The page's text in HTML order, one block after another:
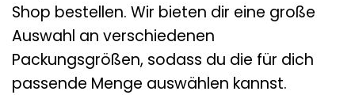
Shop bestellen. Wir bieten dir eine große
Auswahl an verschiedenen
Packungsgrößen, sodass du die für dich
passende Menge auswählen kannst.